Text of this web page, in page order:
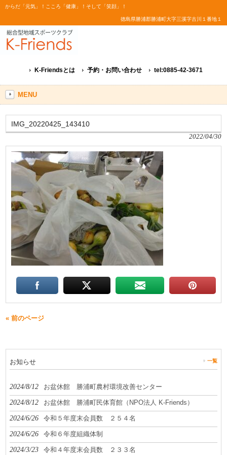
からだ「元気」！こころ「健康」！そして「笑顔」！
徳島県勝浦郡勝浦町大字三溪字古川１番地１
K-Friendsとは 予約・お問い合わせ tel:0885-42-3671
MENU
IMG_20220425_143410
2022/04/30
« 前のページ
お知らせ 一覧
2024/8/12 お盆休館 勝浦町農村環境改善センター
2024/8/12 お盆休館 勝浦町民体育館（NPO法人 K-Friends）
2024/6/26 令和５年度末会員数 ２５４名
2024/6/26 令和６年度組織体制
2024/3/23 令和４年度末会員数 ２３３名